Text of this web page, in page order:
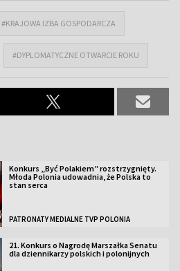
#KRAJOWA IZBA GOSPODARCZA
#DYPLOMATYCZNE OTWARCIE ROKU
Konkurs „Być Polakiem” rozstrzygnięty.
Młoda Polonia udowadnia, że Polska to
stan serca
PATRONATY MEDIALNE TVP POLONIA
21. Konkurs o Nagrodę Marszałka Senatu
dla dziennikarzy polskich i polonijnych